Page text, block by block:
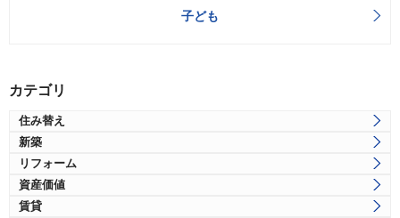
子ども
カテゴリ
住み替え
新築
リフォーム
資産価値
賃貸